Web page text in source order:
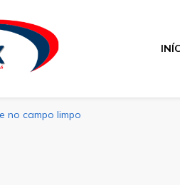
no campo limpo